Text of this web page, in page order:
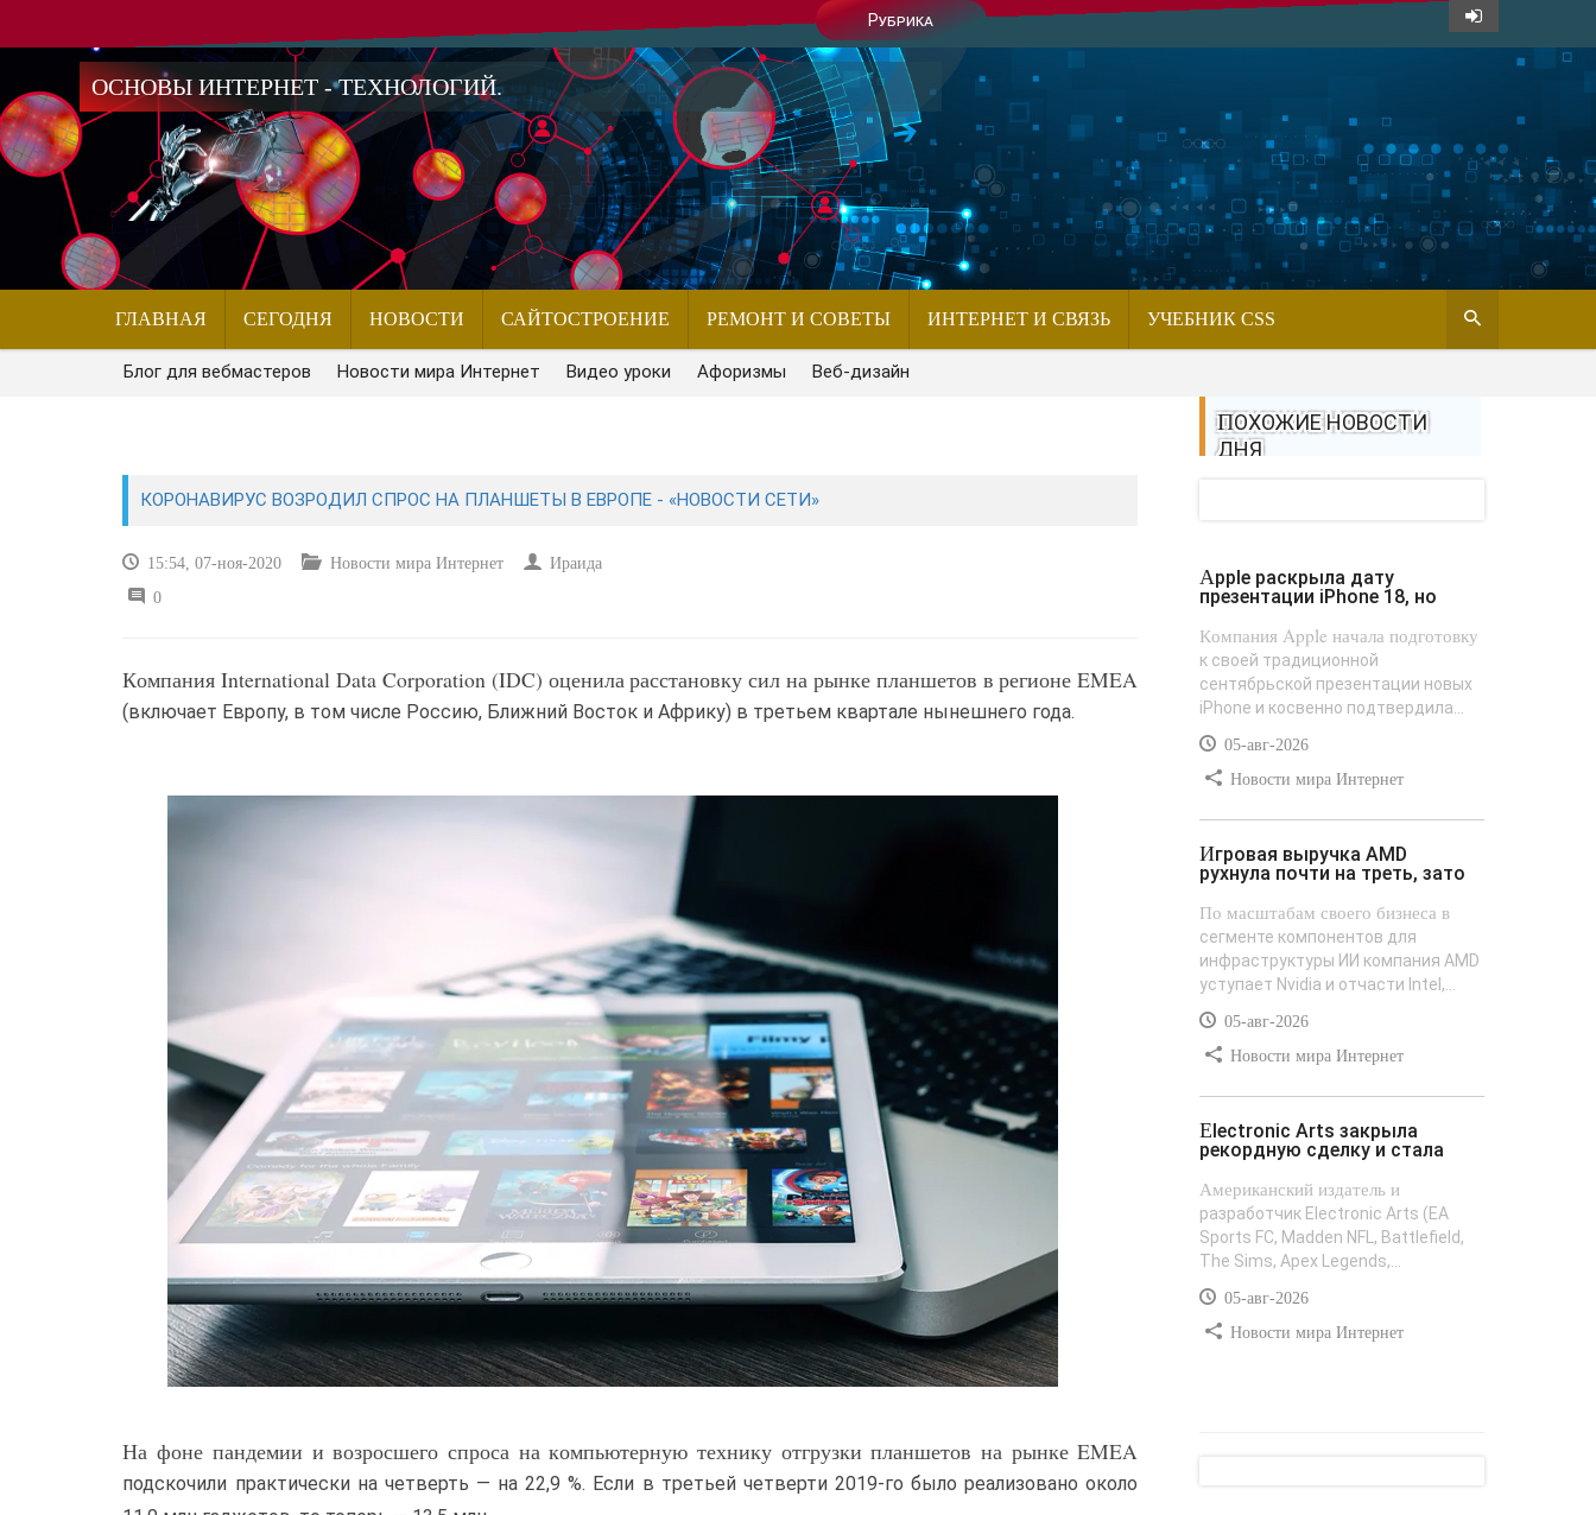
Рубрика
ОСНОВЫ ИНТЕРНЕТ - ТЕХНОЛОГИЙ.
ГЛАВНАЯ СЕГОДНЯ НОВОСТИ САЙТОСТРОЕНИЕ РЕМОНТ И СОВЕТЫ ИНТЕРНЕТ И СВЯЗЬ УЧЕБНИК CSS
Блог для вебмастеров Новости мира Интернет Видео уроки Афоризмы Веб-дизайн
КОРОНАВИРУС ВОЗРОДИЛ СПРОС НА ПЛАНШЕТЫ В ЕВРОПЕ - «НОВОСТИ СЕТИ»
15:54, 07-ноя-2020 Новости мира Интернет
Ираида
0
Компания International Data Corporation (IDC) оценила расстановку сил на рынке планшетов в регионе EMEA
(включает Европу, в том числе Россию, Ближний Восток и Африку) в третьем квартале нынешнего года.
На фоне пандемии и возросшего спроса на компьютерную технику отгрузки планшетов на рынке EMEA
подскочили практически на четверть — на 22,9 %. Если в третьей четверти 2019-го было реализовано около
ПОХОЖИЕ НОВОСТИ
ДНЯ
Apple раскрыла дату
презентации iPhone 18, но
Компания Apple начала подготовку
к своей традиционной
сентябрьской презентации новых
iPhone и косвенно подтвердила...
05-авг-2026
Новости мира Интернет
Игровая выручка AMD
рухнула почти на треть, зато
По масштабам своего бизнеса в
сегменте компонентов для
инфраструктуры ИИ компания AMD
уступает Nvidia и отчасти Intel,...
05-авг-2026
Новости мира Интернет
Electronic Arts закрыла
рекордную сделку и стала
Американский издатель и
разработчик Electronic Arts (EA
Sports FC, Madden NFL, Battlefield,
The Sims, Apex Legends,...
05-авг-2026
Новости мира Интернет